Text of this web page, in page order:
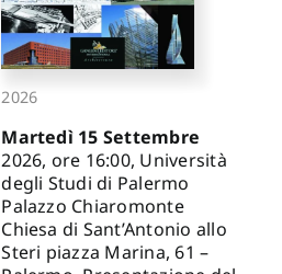
2026
Martedì 15 Settembre
2026, ore 16:00, Università
degli Studi di Palermo
Palazzo Chiaromonte
Chiesa di Sant’Antonio allo
Steri piazza Marina, 61 –